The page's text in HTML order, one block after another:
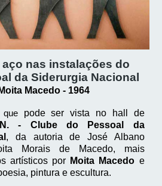
nas instalações do
da Siderurgia Nacional
Macedo - 1964
quepode ser vista no hall de
- Clube do Pessoal da
, da autoria de José Albano
Morais de Macedo, mais
artísticos por Moita Macedo e
pintura e escultura.